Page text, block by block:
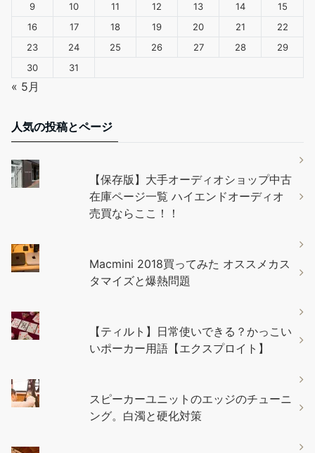
9 10 11 12 13 14
15
16
17 18 19 20 21
22
23
24 25 26 27 28
29
30
31
« 5月
人気の投稿とページ
【保存版】大手オーディオショップ中古
在庫ページ一覧 ハイエンドオーディオ
売買ならここ！！
Macmini 2018買ってみた オススメカス
タマイズと爆熱問題
【ティルト】日常使いできる？かっこい
いポーカー用語【エクスプロイト】
スピーカーユニットのエッジのチューニ
ング。白濁と硬化対策